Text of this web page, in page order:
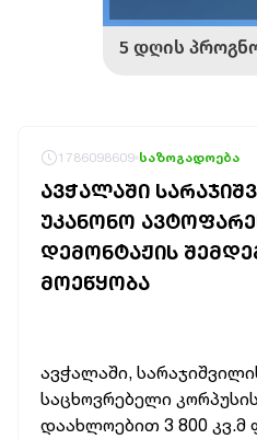
1786098609 საზოგადოება
ᲐᲕᲭᲐᲚᲐᲨᲘ
ᲣᲙᲐᲜᲝᲜᲝ
ᲓᲔᲛᲝᲜᲢᲐᲟᲘᲡ
ᲛᲝᲔᲬᲧᲝᲑᲐ
ავჭალაში,
საცხოვრებელი
დაახლოებით 3 800 კვ.მ